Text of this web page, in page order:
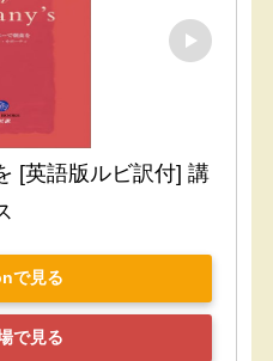
[英語版ルビ訳付] 講
で見る
で見る